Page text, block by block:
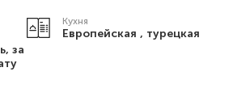
за
Кухня
Европейская , турецкая